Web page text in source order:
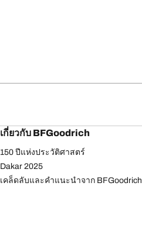
เกี่ยวกับ BFGoodrich
150 ปีแห่งประวัติศาสตร์
Dakar 2025
เคล็ดลับและคำแนะนำจาก BFGoodrich